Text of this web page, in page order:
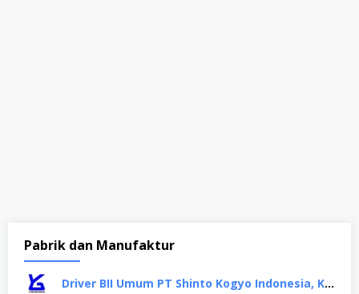
Pabrik dan Manufaktur
Driver BII Umum PT Shinto Kogyo Indonesia, Karawang